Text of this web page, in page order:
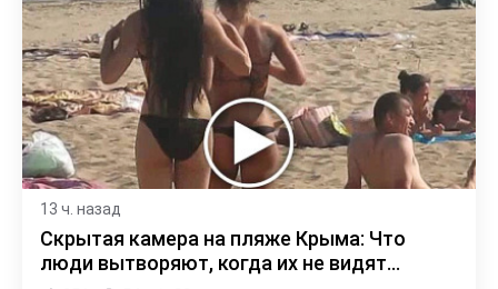
13 ч. назад
Скрытая камера на пляже Крыма: Что
люди вытворяют, когда их не видят...